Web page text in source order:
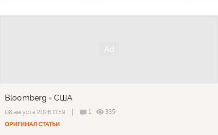
Bloomberg США
08 августа 2026 11:59 1
335
ОРИГИНАЛ СТАТЬИ